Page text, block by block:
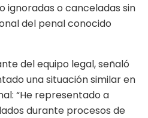
ignoradas o canceladas sin
del penal conocido
del equipo legal, señaló
una situación similar en
“He representado a
durante procesos de